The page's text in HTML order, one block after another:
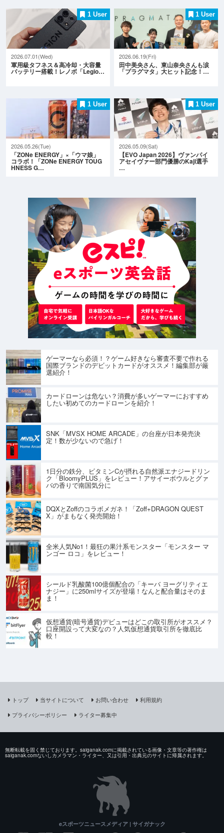
1 User
2026.07.01(Wed)
軍用級タフネス＆高冷却・大容量
バッテリー搭載！レノボ「Legio…
1 User
2026.06.19(Fri)
田中美央さん、東山奈央さんも涙
「プラグマタ」大ヒット記念！…
1 User
2026.05.26(Tue)
「ZONe ENERGY」×「ウマ娘」
コラボ！「ZONe ENERGY TOUG
HNESS G…
1 User
2026.05.09(Sat)
【EVO Japan 2026】ヴァンパイ
アセイヴァー部門優勝のKaji選手
…
ゲーマーなら必須！？ゲーム好きなら審査不要で作れる
国際ブランドのデビットカードがオススメ！編集部が厳
選紹介！
カードローンは危ない？消費が多いゲーマーにおすすめ
したい初めてのカードローンを紹介！
SNK「MVSX HOME ARCADE」の台座が日本発売決
定！数が少ないので急げ！
1日分の鉄分、ビタミンCが摂れる自然派エナジードリン
ク「BloomyPLUS」をレビュー！アサイーボウルとグァ
バの香りで南国気分に
DQXとZoffのコラボメガネ！「Zoff+DRAGON QUEST
X」がまもなく発売開始！
全米人気No1！最狂の果汁系モンスター「モンスター マ
ンゴー ロコ」をレビュー！
シールド乳酸菌100億個配合の「キーバ ヨーグリティエ
ナジー」に250mlサイズが登場！なんと配合量はそのま
ま！
仮想通貨(暗号通貨)デビューはどこの取引所がオススメ？
口座開設って大変なの？人気仮想通貨取引所を徹底比
較！
トップ 当サイトについて お問い合わせ
利用規約
プライバシーポリシー
ライター募集中
無断転載を固く禁じております。saiganak.comに掲載されている画像・文章等の著作権は
saiganak.comないしカメラマン・ライター、又は引用・出典元のサイトに帰属されます。
eスポーツニュースメディア | サイガナック